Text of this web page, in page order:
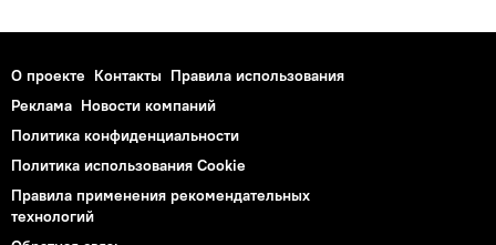
О проекте Контакты Правила использования
Реклама Новости компаний
Политика конфиденциальности
Политика использования Cookie
Правила применения рекомендательных
технологий